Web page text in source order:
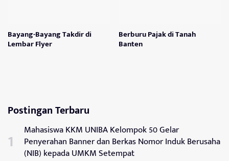
Bayang-Bayang Takdir di
Lembar Flyer
Berburu Pajak di Tanah
Banten
Postingan Terbaru
Mahasiswa KKM UNIBA Kelompok 50 Gelar
Penyerahan Banner dan Berkas Nomor Induk Berusaha
(NIB) kepada UMKM Setempat